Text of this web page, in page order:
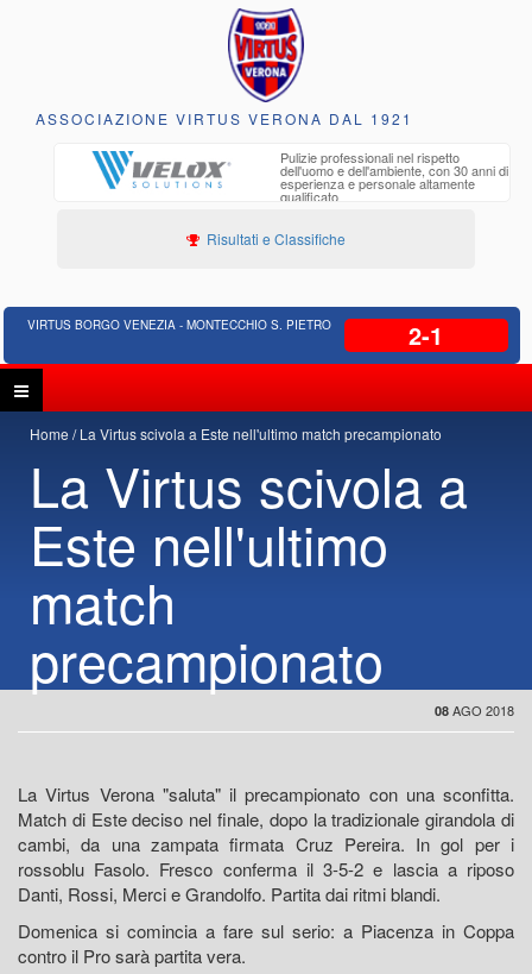
ASSOCIAZIONE VIRTUS VERONA DAL 1921
Pulizie professionali nel rispetto
dell'uomo e dell'ambiente, con 30 anni di
esperienza e personale altamente
qualificato
Risultati e Classifiche
VIRTUS BORGO VENEZIA - MONTECCHIO S. PIETRO 2-1
Home La Virtus scivola a Este nell'ultimo match precampionato
La Virtus scivola a
Este nell'ultimo
match
precampionato
08 AGO 2018
La Virtus Verona "saluta" il precampionato con una sconfitta.
Match di Este deciso nel finale, dopo la tradizionale girandola di
cambi, da una zampata firmata Cruz Pereira. In gol per i
rossoblu Fasolo. Fresco conferma il 3-5-2 e lascia a riposo
Danti, Rossi, Merci e Grandolfo. Partita dai ritmi blandi.
Domenica si comincia a fare sul serio: a Piacenza in Coppa
contro il Pro sarà partita vera.